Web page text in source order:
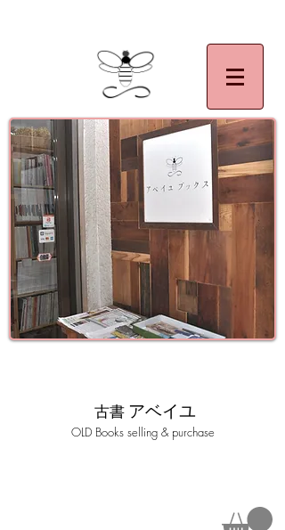
ツ語絵本,フランス語絵本の買い取り大歓迎です。
古書 アベイユ
​OLD Books selling & purchase